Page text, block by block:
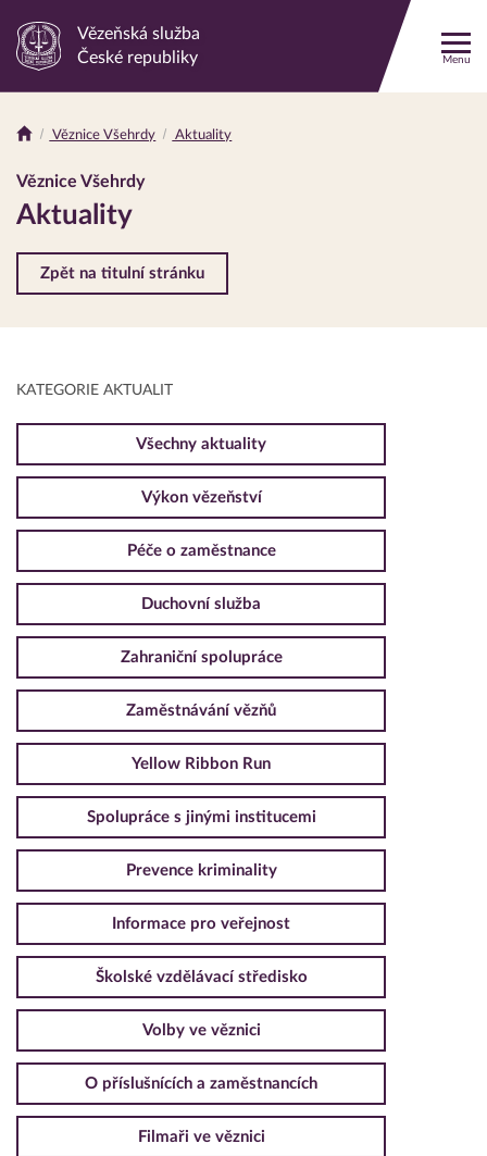
Odkaz
stránku
Vězeňská služba
České republiky
Menu
Drobečková
navigace
Věznice Všehrdy Aktuality
Věznice Všehrdy
Aktuality
Zpět na titulní stránku
KATEGORIE AKTUALIT
Všechny aktuality
Výkon vězeňství
Péče o zaměstnance
Duchovní služba
Zahraniční spolupráce
Zaměstnávání vězňů
Yellow Ribbon Run
Spolupráce s jinými institucemi
Prevence kriminality
Informace pro veřejnost
Školské vzdělávací středisko
Volby ve věznici
O příslušnících a zaměstnancích
Filmaři ve věznici